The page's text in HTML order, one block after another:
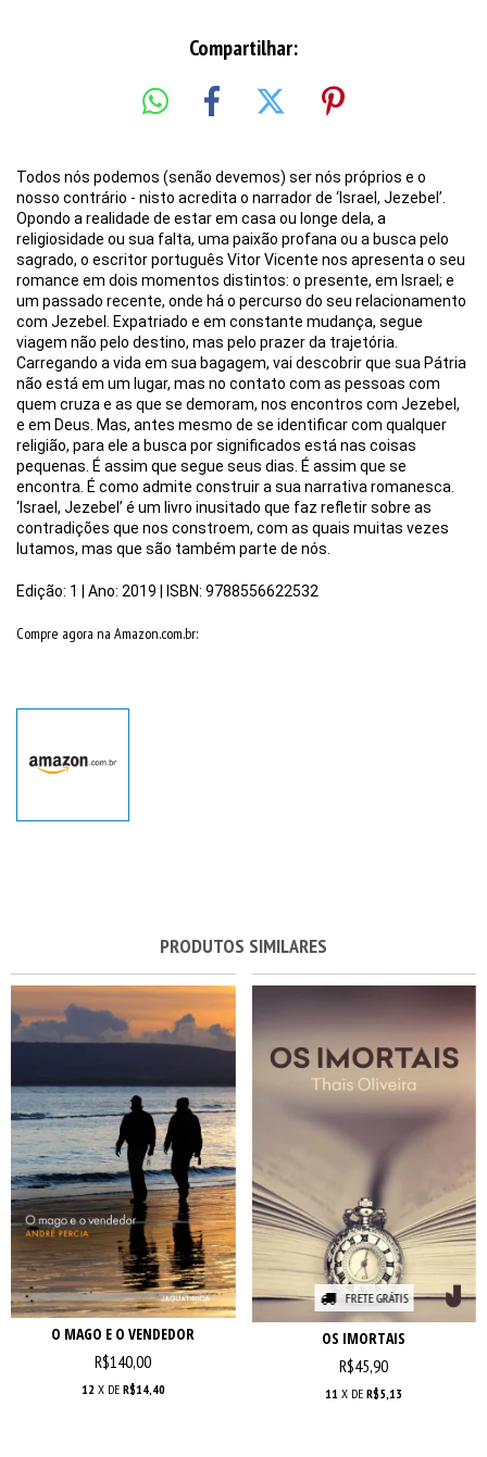
Compartilhar:
Todos nós podemos (senão devemos) ser nós próprios e o
nosso contrário - nisto acredita o narrador de ‘Israel, Jezebel’.
Opondo a realidade de estar em casa ou longe dela, a
religiosidade ou sua falta, uma paixão profana ou a busca pelo
sagrado, o escritor português Vitor Vicente nos apresenta o seu
romance em dois momentos distintos: o presente, em Israel; e
um passado recente, onde há o percurso do seu relacionamento
com Jezebel. Expatriado e em constante mudança, segue
viagem não pelo destino, mas pelo prazer da trajetória.
Carregando a vida em sua bagagem, vai descobrir que sua Pátria
não está em um lugar, mas no contato com as pessoas com
quem cruza e as que se demoram, nos encontros com Jezebel,
e em Deus. Mas, antes mesmo de se identificar com qualquer
religião, para ele a busca por significados está nas coisas
pequenas. É assim que segue seus dias. É assim que se
encontra. É como admite construir a sua narrativa romanesca.
‘Israel, Jezebel’ é um livro inusitado que faz refletir sobre as
contradições que nos constroem, com as quais muitas vezes
lutamos, mas que são também parte de nós.
Edição: 1 | Ano: 2019 | ISBN: 9788556622532
Compre agora na Amazon.com.br:
PRODUTOS SIMILARES
O MAGO E O VENDEDOR
R$140,00
12 X DE R$14,40
FRETE GRÁTIS
OS IMORTAIS
R$45,90
11 X DER$5,13